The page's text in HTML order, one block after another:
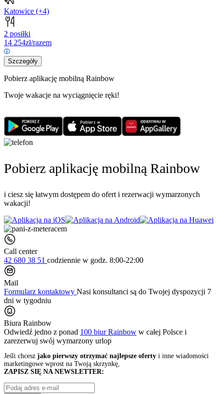
Katowice (+4)
2 posiłki
14 254zł/razem
Szczegóły
Pobierz aplikację mobilną Rainbow
Twoje wakacje na wyciągnięcie ręki!
Pobierz aplikację mobilną Rainbow
i ciesz się łatwym dostępem do ofert i rezerwacji wymarzonych
wakacji!
Call center
42 680 38 51 codziennie w godz. 8:00-22:00
Mail
Formularz kontaktowy Nasi konsultanci są do Twojej dyspozycji 7
dni w tygodniu
Biura Rainbow
Odwiedź jedno z ponad 100 biur Rainbow w całej Polsce i
zarezerwuj swój wymarzony urlop
Jeśli chcesz jako pierwszy otrzymać najlepsze oferty i inne wiadomości
marketingowe wprost na Twoją skrzynkę,
ZAPISZ SIĘ NA NEWSLETTER: